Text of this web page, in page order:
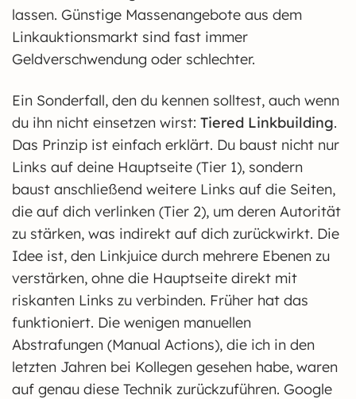
lassen. Günstige Massenangebote aus dem
Linkauktionsmarkt sind fast immer
Geldverschwendung oder schlechter.
Ein Sonderfall, den du kennen solltest, auch wenn
du ihn nicht einsetzen wirst: Tiered Linkbuilding.
Das Prinzip ist einfach erklärt. Du baust nicht nur
Links auf deine Hauptseite (Tier 1), sondern
baust anschließend weitere Links auf die Seiten,
die auf dich verlinken (Tier 2), um deren Autorität
zu stärken, was indirekt auf dich zurückwirkt. Die
Idee ist, den Linkjuice durch mehrere Ebenen zu
verstärken, ohne die Hauptseite direkt mit
riskanten Links zu verbinden. Früher hat das
funktioniert. Die wenigen manuellen
Abstrafungen (Manual Actions), die ich in den
letzten Jahren bei Kollegen gesehen habe, waren
auf genau diese Technik zurückzuführen. Google